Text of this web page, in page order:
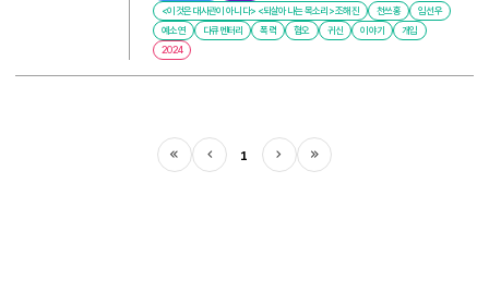
<이것은 대사관이 아니다> <되살아나는 목소리> 조해진
천쓰홍
임선우
예소연
다큐멘터리 폭력 혐오 귀신 이야기
개입
2024
처음 이전 1 다음 마지막